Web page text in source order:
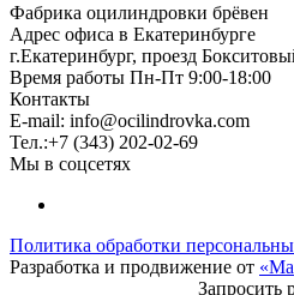
Фабрика оцилиндровки брёвен
Адрес офиса в Екатеринбурге
г.Екатеринбург, проезд
Время работы Пн-Пт 9:00-18:00
Контакты
E-mail: info@ocilindrovka.com
Тел.:+7 (343) 202-02-69
Мы в соцсетях
Политика обработки
Разработка и продвижение от
Запросить